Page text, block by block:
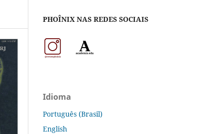
PHOÎNIX NAS REDES SOCIAIS
Idioma
Português (Brasil)
English